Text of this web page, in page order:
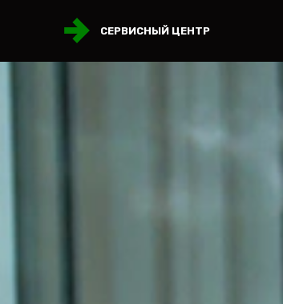
СЕРВИСНЫЙ ЦЕНТР